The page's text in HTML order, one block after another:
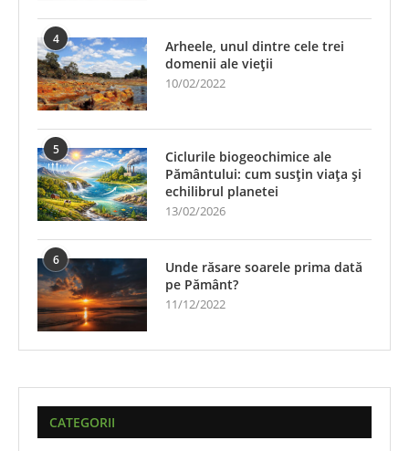
4
Arheele, unul dintre cele trei
domenii ale vieții
10/02/2022
5
Ciclurile biogeochimice ale
Pământului: cum susțin viața și
echilibrul planetei
13/02/2026
6
Unde răsare soarele prima dată
pe Pământ?
11/12/2022
CATEGORII